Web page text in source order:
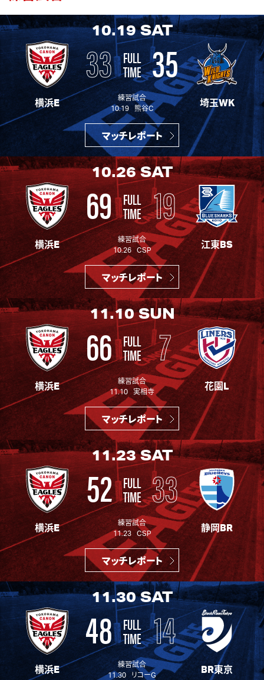
10.19SAT
33 FULL
TIME 35
横浜E
練習試合
10.19 熊谷C
埼玉WK
マッチレポート
10.26SAT
69 FULL
TIME 19
横浜E
練習試合
10.26 CSP
江東BS
マッチレポート
11.10SUN
66 FULL
TIME 7
横浜E
練習試合
11.10 実相寺
花園L
マッチレポート
11.23SAT
52 FULL
TIME 33
横浜E
練習試合
11.23 CSP
静岡BR
マッチレポート
11.30SAT
48 FULL
TIME 14
横浜E
練習試合
11.30 リコーG
BR東京